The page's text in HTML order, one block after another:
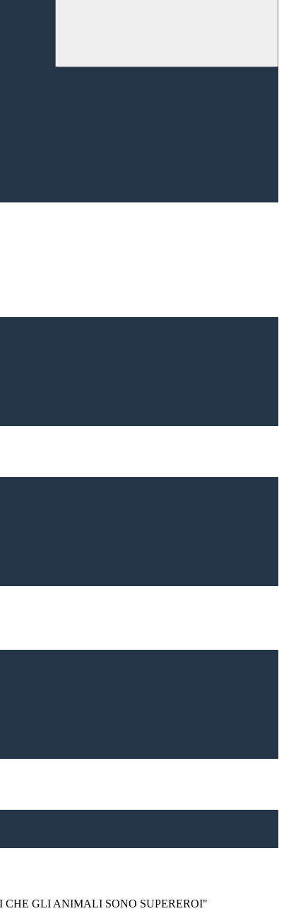
GLI ANIMALI SONO SUPEREROI"